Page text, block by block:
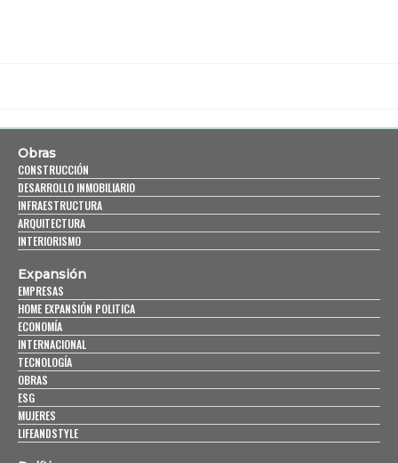
Obras
CONSTRUCCIÓN
DESARROLLO INMOBILIARIO
INFRAESTRUCTURA
ARQUITECTURA
INTERIORISMO
Expansión
EMPRESAS
HOME EXPANSIÓN POLITICA
ECONOMÍA
INTERNACIONAL
TECNOLOGÍA
OBRAS
ESG
MUJERES
LIFEANDSTYLE